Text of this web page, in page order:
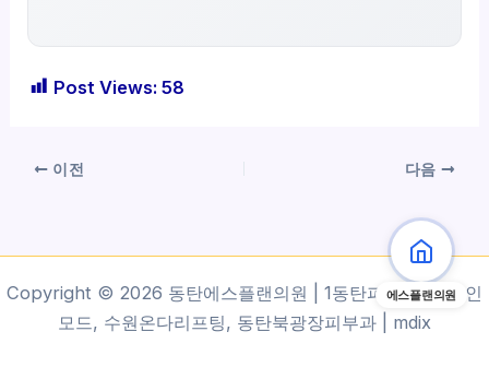
에스플랜의원
Post Views: 58
이전 다음
Copyright © 2026 동탄에스플랜의원 | 1동탄피부과, 동탄인
모드, 수원온다리프팅, 동탄북광장피부과 | mdix